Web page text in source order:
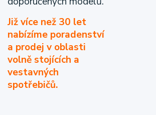
Již více než 30 let
nabízíme poradenství
a prodej v oblasti
volně stojících a
vestavných
spotřebičů.